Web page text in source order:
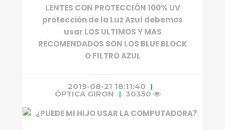
LENTES CON PROTECCIÓN 100% UV
protección de la Luz Azul debemos
usar LOS ULTIMOS Y MAS
RECOMENDADOS SON LOS BLUE BLOCK
O FILTRO AZUL
2019-08-21 18:11:40
ÓPTICA GIRON 30350